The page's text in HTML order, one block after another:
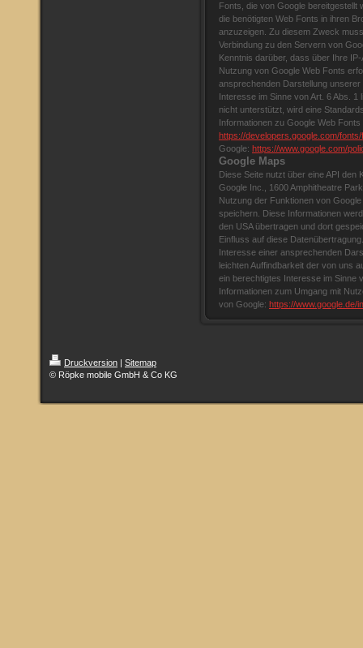
Fonts, die von Google bereitgestellt
die benötigten Web Fonts in ihren
anzuzeigen. Zu diesem Zweck
Verbindung zu den Servern von
Kenntnis darüber, dass über Ihre
Nutzung von Google Web Fonts
ansprechenden Darstellung
Interesse im Sinne von Art. 6 Abs.
nicht unterstützt, wird eine
Informationen zu Google Web Fonts
https://developers.google.com/fonts/
Google: https://www.google.com/
Google Maps
Diese Seite nutzt über eine API den
Google Inc., 1600 Amphitheatre
Nutzung der Funktionen von
speichern. Diese Informationen
den USA übertragen und dort
Einfluss auf diese
Interesse einer ansprechenden
leichten Auffindbarkeit der von uns
ein berechtigtes Interesse im Sinne
Informationen zum Umgang mit
von Google: https://www.google.de/
Druckversion | Sitemap
© Röpke mobile GmbH & Co KG